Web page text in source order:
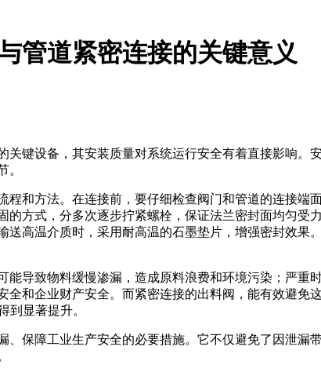
管道紧密连接的关键意义
关键设备，其安装质量对系统运行安全有着直接影响
。
程和方法。在连接前，要仔细检查阀门和管道的连接
的方式，分多次逐步拧紧螺栓，保证法兰密封面均匀
送高温介质时，采用耐高温的石墨垫片，增强密封效
能导致物料缓慢渗漏，造成原料浪费和环境污染；严
全和企业财产安全。而紧密连接的出料阀，能有效避
到显著提升。
、保障工业生产安全的必要措施。它不仅避免了因泄